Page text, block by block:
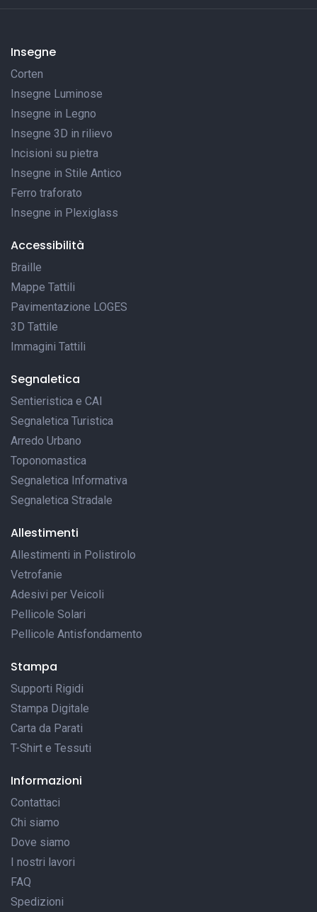
Insegne
Corten
Insegne Luminose
Insegne in Legno
Insegne 3D in rilievo
Incisioni su pietra
Insegne in Stile Antico
Ferro traforato
Insegne in Plexiglass
Accessibilità
Braille
Mappe Tattili
Pavimentazione LOGES
3D Tattile
Immagini Tattili
Segnaletica
Sentieristica e CAI
Segnaletica Turistica
Arredo Urbano
Toponomastica
Segnaletica Informativa
Segnaletica Stradale
Allestimenti
Allestimenti in Polistirolo
Vetrofanie
Adesivi per Veicoli
Pellicole Solari
Pellicole Antisfondamento
Stampa
Supporti Rigidi
Stampa Digitale
Carta da Parati
T-Shirt e Tessuti
Informazioni
Contattaci
Chi siamo
Dove siamo
I nostri lavori
FAQ
Spedizioni